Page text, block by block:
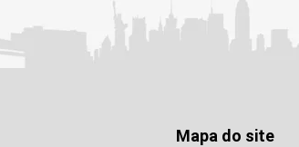
Mapa do site